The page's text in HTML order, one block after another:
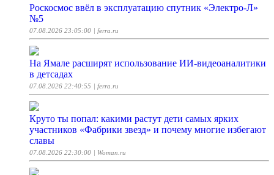
Роскосмос ввёл в эксплуатацию спутник «Электро-Л»
№5
07.08.2026 23:05:00 | ferra.ru
На Ямале расширят использование ИИ-видеоаналитики
в детсадах
07.08.2026 22:40:55 | ferra.ru
Круто ты попал: какими растут дети самых ярких
участников «Фабрики звезд» и почему многие избегают
славы
07.08.2026 22:30:00 | Woman.ru